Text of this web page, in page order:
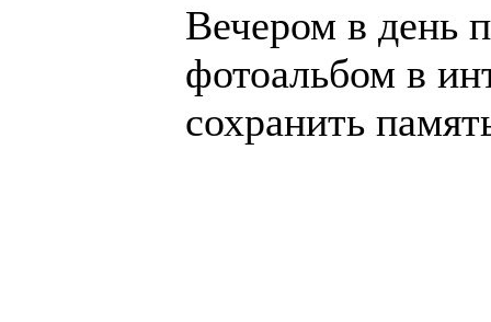
Вечером в день
фотоальбом в
сохранить